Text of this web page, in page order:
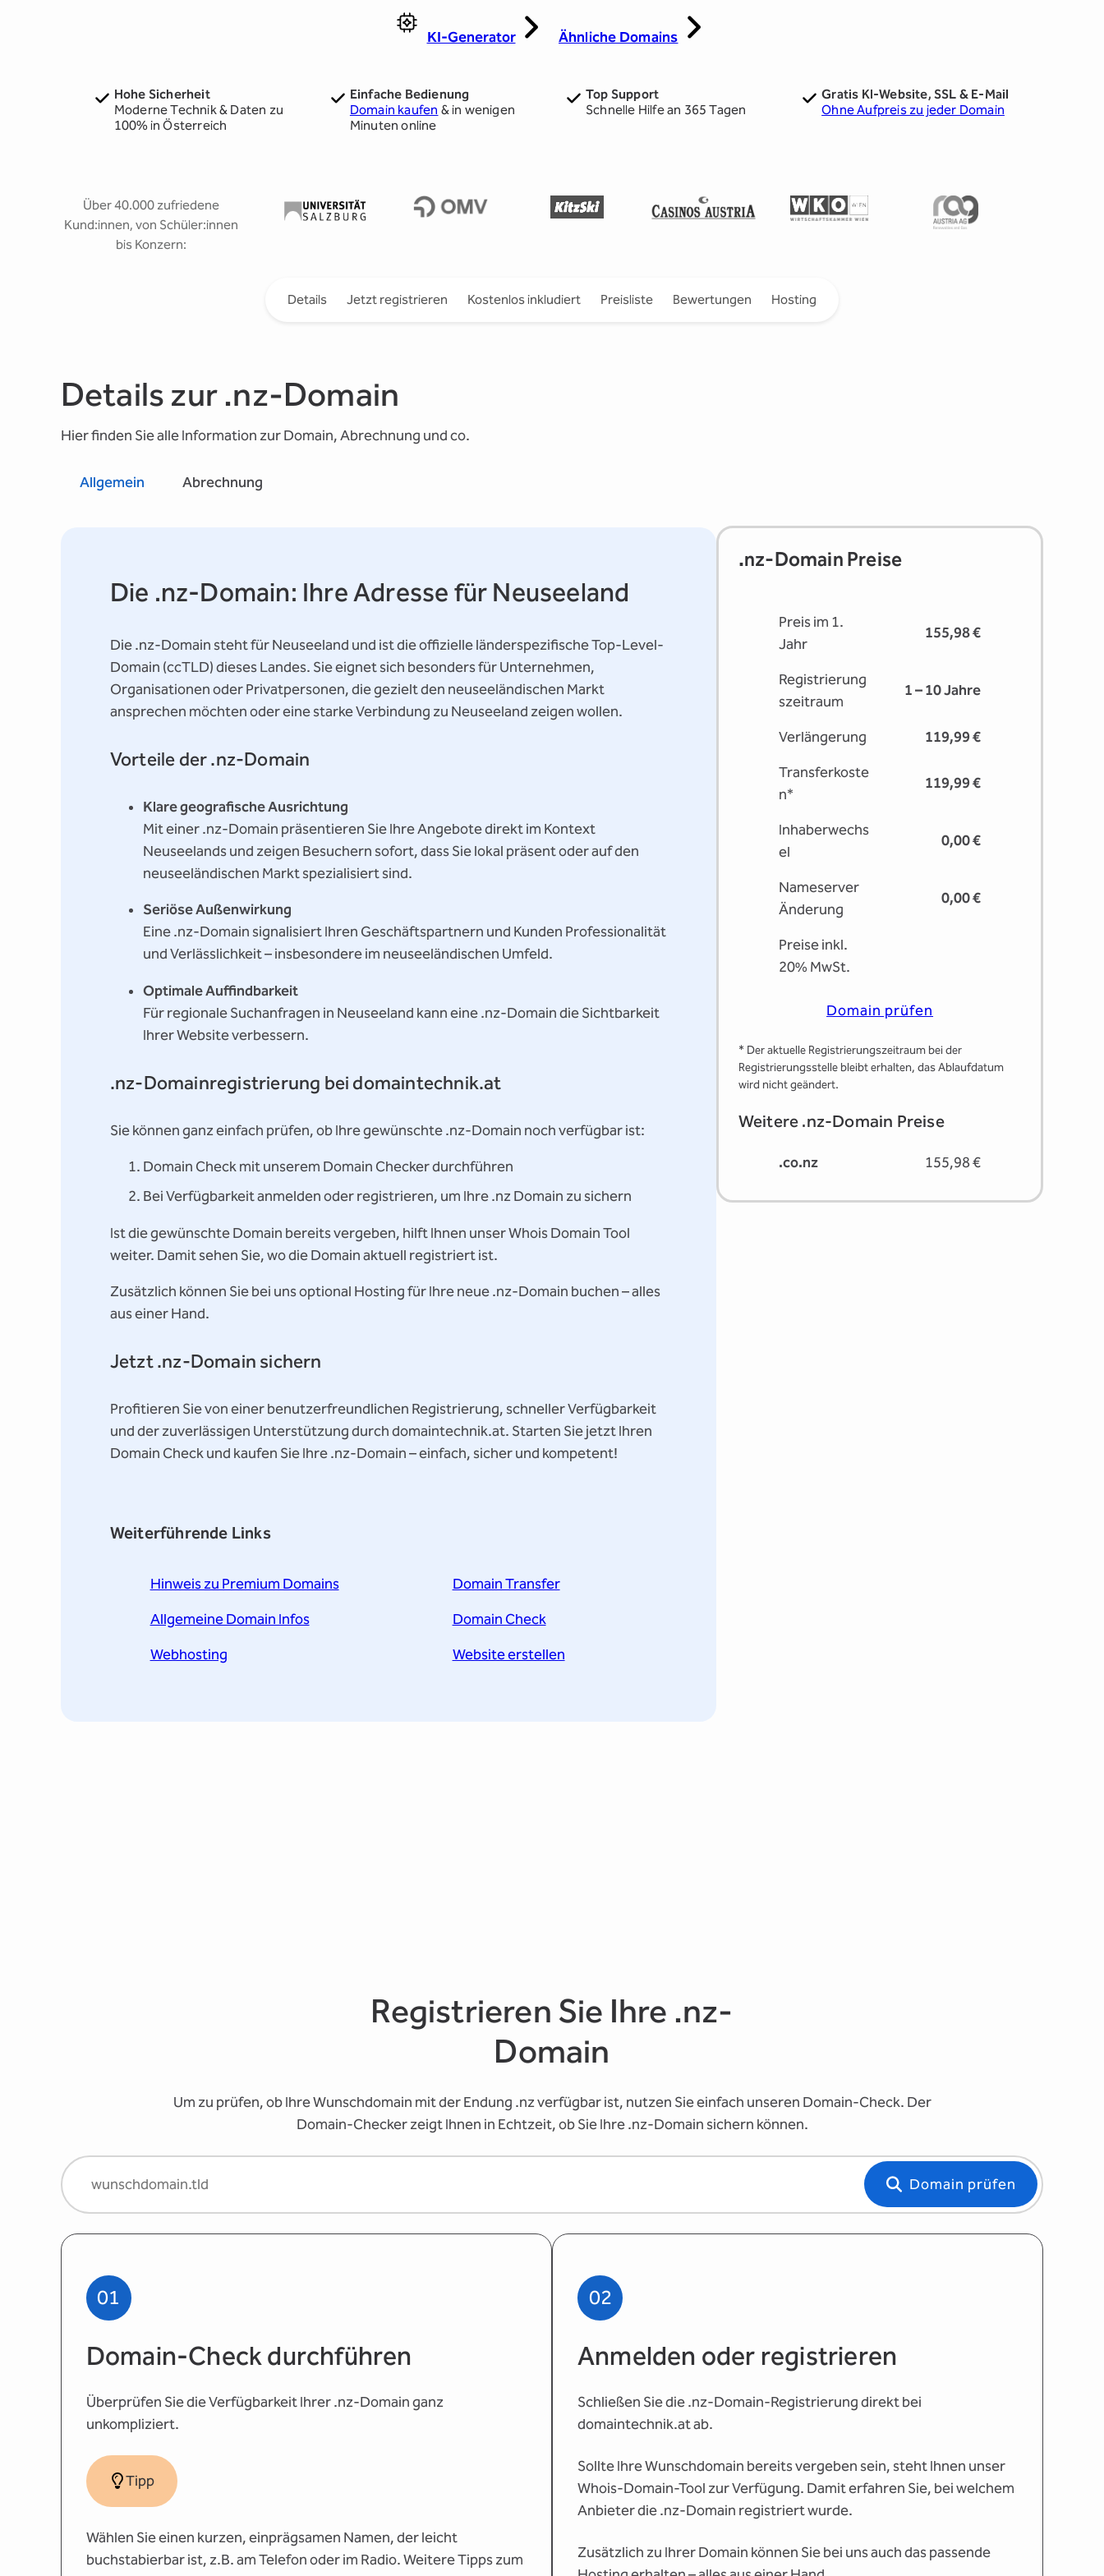
KI-Generator Ähnliche Domains
Hohe Sicherheit
Moderne Technik & Daten zu
100% in Österreich
Einfache Bedienung
Domain kaufen & in wenigen
Minuten online
Top Support
Schnelle Hilfe an 365 Tagen
Gratis KI-Website, SSL & E-Mail
Ohne Aufpreis zu jeder Domain
Über 40.000 zufriedene
Kund:innen, von Schüler:innen
bis Konzern:
Details Jetzt registrieren Kostenlos inkludiert Preisliste Bewertungen Hosting
Details zur .nz-Domain
Hier finden Sie alle Information zur Domain, Abrechnung und co.
Allgemein Abrechnung
Die .nz-Domain: Ihre Adresse für Neuseeland
Die .nz-Domain steht für Neuseeland und ist die offizielle länderspezifische Top-Level-
Domain (ccTLD) dieses Landes. Sie eignet sich besonders für Unternehmen,
Organisationen oder Privatpersonen, die gezielt den neuseeländischen Markt
ansprechen möchten oder eine starke Verbindung zu Neuseeland zeigen wollen.
Vorteile der .nz-Domain
Klare geografische Ausrichtung
Mit einer .nz-Domain präsentieren Sie Ihre Angebote direkt im Kontext
Neuseelands und zeigen Besuchern sofort, dass Sie lokal präsent oder auf den
neuseeländischen Markt spezialisiert sind.
Seriöse Außenwirkung
Eine .nz-Domain signalisiert Ihren Geschäftspartnern und Kunden Professionalität
und Verlässlichkeit – insbesondere im neuseeländischen Umfeld.
Optimale Auffindbarkeit
Für regionale Suchanfragen in Neuseeland kann eine .nz-Domain die Sichtbarkeit
Ihrer Website verbessern.
.nz-Domainregistrierung bei domaintechnik.at
Sie können ganz einfach prüfen, ob Ihre gewünschte .nz-Domain noch verfügbar ist:
Domain Check mit unserem Domain Checker durchführen
Bei Verfügbarkeit anmelden oder registrieren, um Ihre .nz Domain zu sichern
Ist die gewünschte Domain bereits vergeben, hilft Ihnen unser Whois Domain Tool
weiter. Damit sehen Sie, wo die Domain aktuell registriert ist.
Zusätzlich können Sie bei uns optional Hosting für Ihre neue .nz-Domain buchen – alles
aus einer Hand.
Jetzt .nz-Domain sichern
Profitieren Sie von einer benutzerfreundlichen Registrierung, schneller Verfügbarkeit
und der zuverlässigen Unterstützung durch domaintechnik.at. Starten Sie jetzt Ihren
Domain Check und kaufen Sie Ihre .nz-Domain – einfach, sicher und kompetent!
Weiterführende Links
Hinweis zu Premium Domains Domain Transfer
Allgemeine Domain Infos Domain Check
Webhosting Website erstellen
.nz-Domain Preise
Preis im 1.
Jahr
155,98 €
Registrierung
s­zeitraum
1 – 10 Jahre
Verlängerung 119,99 €
Transferkoste
n*
119,99 €
Inhaberwechs
el
0,00 €
Nameserver
Änderung
0,00 €
Preise inkl.
20% MwSt.
Domain prüfen
* Der aktuelle Registrierungs­zeitraum bei der
Registrierungsstelle bleibt erhalten, das Ablaufdatum
wird nicht geändert.
Weitere .nz-Domain Preise
.co.nz 155,98 €
Registrieren Sie Ihre .nz-
Domain
Um zu prüfen, ob Ihre Wunschdomain mit der Endung .nz verfügbar ist, nutzen Sie einfach unseren Domain-Check. Der
Domain-Checker zeigt Ihnen in Echtzeit, ob Sie Ihre .nz-Domain sichern können.
Domain prüfen
01
Domain-Check durchführen
Überprüfen Sie die Verfügbarkeit Ihrer .nz-Domain ganz
unkompliziert.
Tipp
Wählen Sie einen kurzen, einprägsamen Namen, der leicht
buchstabierbar ist, z.B. am Telefon oder im Radio. Weitere Tipps zum
02
Anmelden oder registrieren
Schließen Sie die .nz-Domain-Registrierung direkt bei
domaintechnik.at ab.
Sollte Ihre Wunschdomain bereits vergeben sein, steht Ihnen unser
Whois-Domain-Tool zur Verfügung. Damit erfahren Sie, bei welchem
Anbieter die .nz-Domain registriert wurde.
Zusätzlich zu Ihrer Domain können Sie bei uns auch das passende